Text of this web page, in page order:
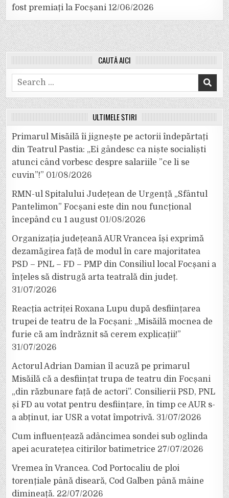
fost premiați la Focșani 12/06/2026
CAUTĂ AICI
Search
for:
ULTIMELE ȘTIRI
Primarul Misăilă îi jignește pe actorii îndepărtați
din Teatrul Pastia: „Ei gândesc ca niște socialiști
atunci când vorbesc despre salariile ”ce li se
cuvin”!” 01/08/2026
RMN-ul Spitalului Județean de Urgență „Sfântul
Pantelimon” Focșani este din nou funcțional
începând cu 1 august 01/08/2026
Organizația județeană AUR Vrancea își exprimă
dezamăgirea față de modul în care majoritatea
PSD – PNL – FD – PMP din Consiliul local Focșani a
înțeles să distrugă arta teatrală din județ.
31/07/2026
Reacția actriței Roxana Lupu după desființarea
trupei de teatru de la Focșani: „Misăilă mocnea de
furie că am îndrăznit să cerem explicații!”
31/07/2026
Actorul Adrian Damian îl acuză pe primarul
Misăilă că a desființat trupa de teatru din Focșani
„din răzbunare față de actori”. Consilierii PSD, PNL
și FD au votat pentru desființare, în timp ce AUR s-
a abținut, iar USR a votat împotrivă. 31/07/2026
Cum influențează adâncimea sondei sub oglinda
apei acuratețea citirilor batimetrice 27/07/2026
Vremea în Vrancea. Cod Portocaliu de ploi
torențiale până diseară, Cod Galben până mâine
dimineață. 22/07/2026